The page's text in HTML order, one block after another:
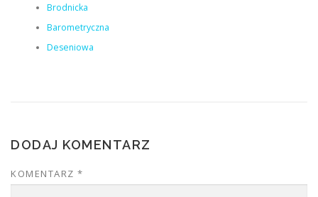
Brodnicka
Barometryczna
Deseniowa
DODAJ KOMENTARZ
KOMENTARZ *